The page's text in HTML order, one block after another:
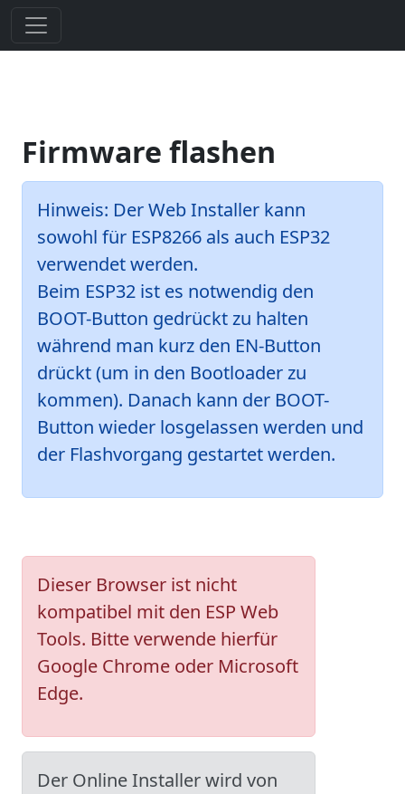
Firmware flashen
Hinweis: Der Web Installer kann
sowohl für ESP8266 als auch ESP32
verwendet werden.
Beim ESP32 ist es notwendig den
BOOT-Button gedrückt zu halten
während man kurz den EN-Button
drückt (um in den Bootloader zu
kommen). Danach kann der BOOT-
Button wieder losgelassen werden und
der Flashvorgang gestartet werden.
Dieser Browser ist nicht
kompatibel mit den ESP Web
Tools. Bitte verwende hierfür
Google Chrome oder Microsoft
Edge.
Der Online Installer wird von